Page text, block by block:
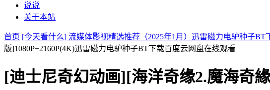
说说
关于本站
首页 [今天看什么] 流媒体影视精选推荐（2025年1月）迅雷磁力电驴种子BT
版]1080P+2160P(4K)迅雷磁力电驴种子BT下载百度云网盘在线观看
[迪士尼奇幻动画][海洋奇缘2.魔海奇